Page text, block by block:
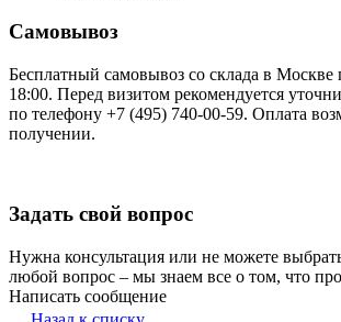
Самовывоз
Бесплатный самовывоз со склада в Москве
18:00. Перед визитом рекомендуется
по телефону +7 (495) 740-00-59. Оплата
получении.
Задать свой вопрос
Нужна консультация или не можете
любой вопрос – мы знаем все о том, что
Написать сообщение